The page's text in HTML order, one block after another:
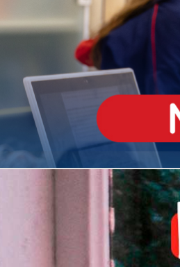
MÉDIO
igh School
Diplomação
FUNDAMENTAL